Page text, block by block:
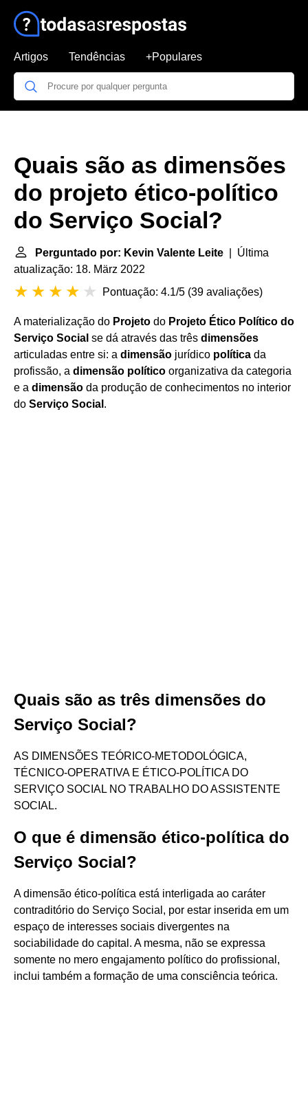
Artigos Tendências +Populares
Quais são as dimensões
do projeto ético-político
do Serviço Social?
Perguntado por: Kevin Valente Leite | Última
atualização: 18. März 2022
Pontuação: 4.1/5 (39 avaliações)
A materialização do Projeto do Projeto Ético Político do
Serviço Social se dá através das três dimensões
articuladas entre si: a dimensão jurídico política da
profissão, a dimensão político organizativa da categoria
e a dimensão da produção de conhecimentos no interior
do Serviço Social .
Quais são as três dimensões do
Serviço Social?
AS DIMENSÕES TEÓRICO-METODOLÓGICA,
TÉCNICO-OPERATIVA E ÉTICO-POLÍTICA DO
SERVIÇO SOCIAL NO TRABALHO DO ASSISTENTE
SOCIAL.
O que é dimensão ético-política do
Serviço Social?
A dimensão ético-política está interligada ao caráter
contraditório do Serviço Social, por estar inserida em um
espaço de interesses sociais divergentes na
sociabilidade do capital. A mesma, não se expressa
somente no mero engajamento político do profissional,
inclui também a formação de uma consciência teórica.